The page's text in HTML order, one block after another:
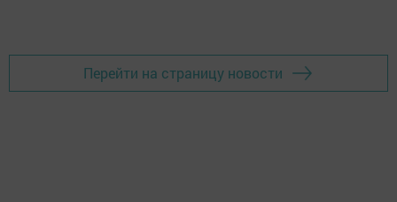
Перейти на страницу новости